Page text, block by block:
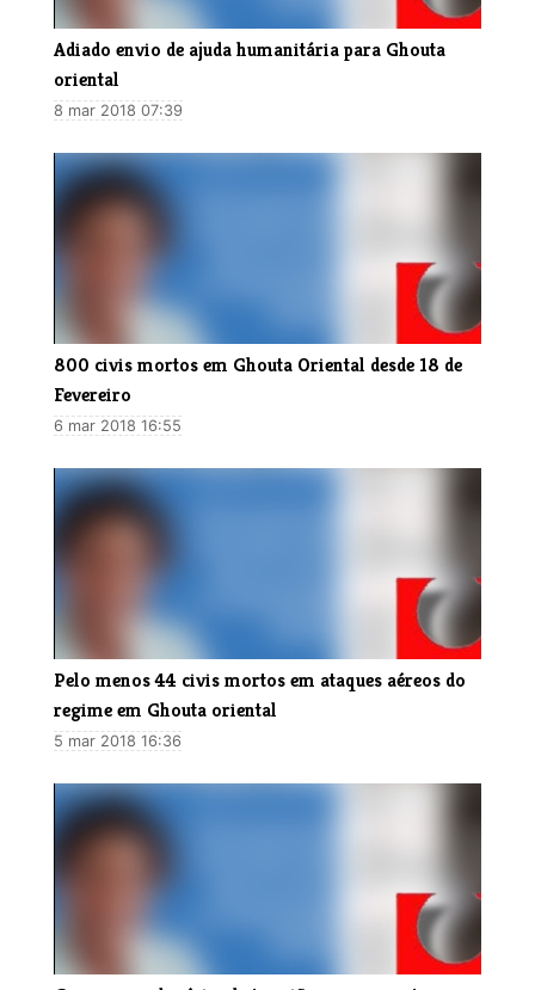
Adiado envio de ajuda humanitária para Ghouta
oriental
8 mar 2018 07:39
800 civis mortos em Ghouta Oriental desde 18 de
Fevereiro
6 mar 2018 16:55
Pelo menos 44 civis mortos em ataques aéreos do
regime em Ghouta oriental
5 mar 2018 16:36